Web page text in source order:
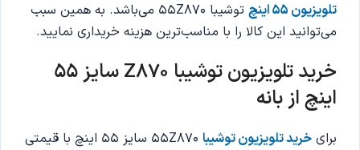
تلویزیون 55 اینچ
توشیبا 55Z870 می‌باشد. به همین سبب
می‌توانید این کالا را با مناسب‌ترین هزینه خریداری نمایید.
خرید تلویزیون توشیبا Z870 سایز 55
اینچ از بانه
برای خرید تلویزیون توشیبا
55Z870 سایز 55 اینچ با قیمتی